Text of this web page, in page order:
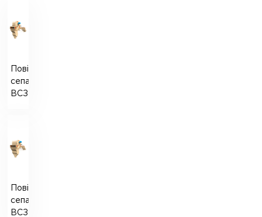
Повітряний
сепаратор
ВСЗМ-80
Повітряний
сепаратор
ВСЗМ-130